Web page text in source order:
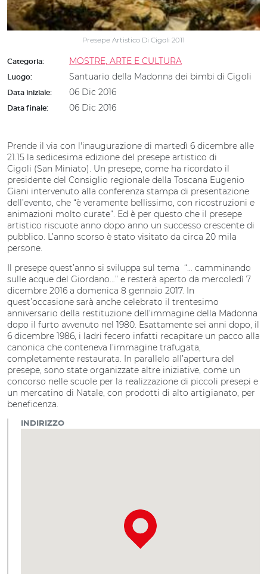
Presepe Artistico Di Cigoli 2011
Categoria: MOSTRE, ARTE E CULTURA
Luogo: Santuario della Madonna dei bimbi di Cigoli
Data iniziale: 06 Dic 2016
Data finale: 06 Dic 2016
Prende il via con l'inaugurazione di martedì 6 dicembre alle
21.15 la sedicesima edizione del presepe artistico di
Cigoli (San Miniato). Un presepe, come ha ricordato il
presidente del Consiglio regionale della Toscana Eugenio
Giani intervenuto alla conferenza stampa di presentazione
dell’evento, che “è veramente bellissimo, con ricostruzioni e
animazioni molto curate“. Ed è per questo che il presepe
artistico riscuote anno dopo anno un successo crescente di
pubblico. L’anno scorso è stato visitato da circa 20 mila
persone.
Il presepe quest’anno si sviluppa sul tema “… camminando
sulle acque del Giordano…” e resterà aperto da mercoledì 7
dicembre 2016 a domenica 8 gennaio 2017. In
quest’occasione sarà anche celebrato il trentesimo
anniversario della restituzione dell’immagine della Madonna
dopo il furto avvenuto nel 1980. Esattamente sei anni dopo, il
6 dicembre 1986, i ladri fecero infatti recapitare un pacco alla
canonica che conteneva l’immagine trafugata,
completamente restaurata. In parallelo all’apertura del
presepe, sono state organizzate altre iniziative, come un
concorso nelle scuole per la realizzazione di piccoli presepi e
un mercatino di Natale, con prodotti di alto artigianato, per
beneficenza.
INDIRIZZO